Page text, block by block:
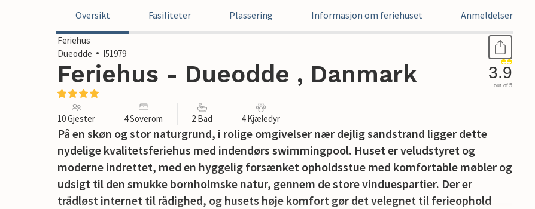
Oversikt Fasiliteter Plassering Informasjon om feriehuset Anmeldelser
Feriehus
Dueodde
I51979
Feriehus - Dueodde , Danmark 3.9
out of 5
10 Gjester 4 Soverom 2 Bad 4 Kjæledyr
På en skøn og stor naturgrund, i rolige omgivelser nær dejlig sandstrand ligger dette
nydelige kvalitetsferiehus med indendørs swimmingpool. Huset er veludstyret og
moderne indrettet, med en hyggelig forsænket opholdsstue med komfortable møbler og
udsigt til den smukke bornholmske natur, gennem de store vinduespartier. Der er
trådløst internet til rådighed, og husets høje komfort gør det velegnet til ferieophold